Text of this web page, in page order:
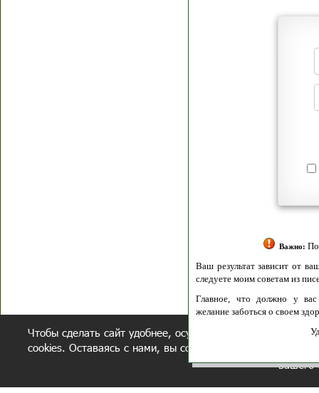
Я
Получение
Ваш результат зависит от вашей
следуете моим советам из писем и книг.
Главное, что должно у вас быть -
желание заботься о своем здоровье.
Удачи!
Чтобы сделать сайт удобнее, осуществляется обработка
cookies. Оставаясь с нами, вы соглашаетесь с нашей
вашего